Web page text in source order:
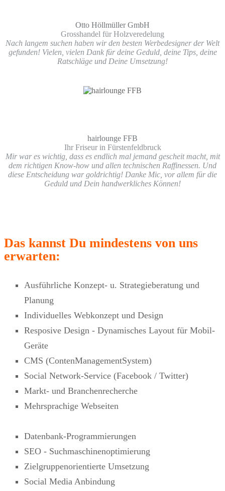
Otto Höllmüller GmbH
Grosshandel für Holzveredelung
Nach langem suchen haben wir den besten Werbedesigner der Welt
gefunden! Vielen, vielen Dank für deine Geduld, deine Tips, deine
Ratschläge und Deine Umsetzung!
hairlounge FFB
Ihr Friseur in Fürstenfeldbruck
Mir war es wichtig, dass es endlich mal jemand gescheit macht, mit
dem richtigen Know-how und allen technischen Raffinessen. Und
diese Entscheidung war goldrichtig! Danke Mic, vor allem für die
Geduld und Dein handwerkliches Können!
Das kannst Du mindestens von uns
erwarten:
Ausführliche Konzept- u. Strategieberatung und
Planung
Individuelles Webkonzept und Design
Resposive Design - Dynamisches Layout für Mobil-
Geräte
CMS (ContenManagementSystem)
Social Network-Service (Facebook / Twitter)
Markt- und Branchenrecherche
Mehrsprachige Webseiten
Datenbank-Programmierungen
SEO - Suchmaschinenoptimierung
Zielgruppenorientierte Umsetzung
Social Media Anbindung